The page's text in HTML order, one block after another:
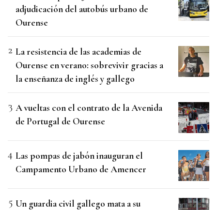
adjudicación del autobús urbano de
Ourense
La resistencia de las academias de
Ourense en verano: sobrevivir gracias a
la enseñanza de inglés y gallego
A vueltas con el contrato de la Avenida
de Portugal de Ourense
Las pompas de jabón inauguran el
Campamento Urbano de Amencer
Un guardia civil gallego mata a su